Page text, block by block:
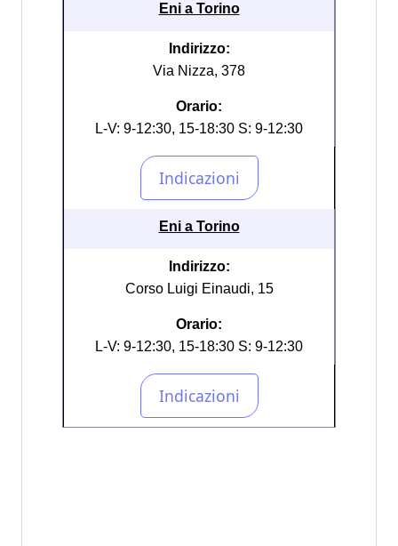
Eni a Torino
Indirizzo:
Via Nizza, 378
Orario:
L-V: 9-12:30, 15-18:30 S: 9-12:30
Eni a Torino
Indirizzo:
Corso Luigi Einaudi, 15
Orario:
L-V: 9-12:30, 15-18:30 S: 9-12:30